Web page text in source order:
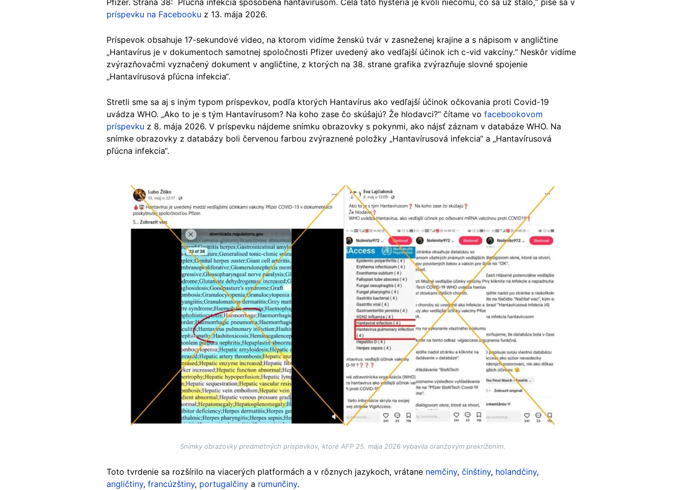
príspevku na Facebooku z 13. mája 2026.
Príspevok obsahuje 17-sekundové video, na ktorom vidíme ženskú tvár v zasneženej krajine a s nápisom v angličtine
„Hantavírus je v dokumentoch samotnej spoločnosti Pfizer uvedený ako vedľajší účinok ich c-vid vakcíny.“ Neskôr vidíme
zvýrazňovačmi vyznačený dokument v angličtine, z ktorých na 38. strane grafika zvýrazňuje slovné spojenie
„Hantavírusová pľúcna infekcia“.
Stretli sme sa aj s iným typom príspevkov, podľa ktorých Hantavírus ako vedľajší účinok očkovania proti Covid-19
uvádza WHO. „Ako to je s tým Hantavírusom? Na koho zase čo skúšajú? Že hlodavci?“ čítame vo facebookovom
príspevku z 8. mája 2026. V príspevku nájdeme snímku obrazovky s pokynmi, ako nájsť záznam v databáze WHO. Na
snímke obrazovky z databázy boli červenou farbou zvýraznené položky „Hantavírusová infekcia“ a „Hantavírusová
pľúcna infekcia“.
Snímky obrazovky predmetných príspevkov, ktoré AFP 25. mája 2026 vybavila oranžovým prekrížením.
Toto tvrdenie sa rozšírilo na viacerých platformách a v rôznych jazykoch, vrátane nemčiny, čínštiny, holandčiny,
angličtiny, francúzštiny, portugalčiny a rumunčiny.